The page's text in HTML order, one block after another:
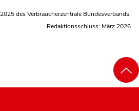
des Verbraucherzentrale Bundesverbands,
Redaktionsschluss: März 2026